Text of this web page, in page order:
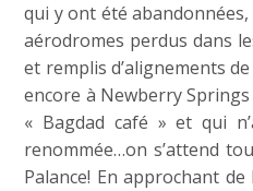
qui y ont été abandonnées,
aérodromes perdus dans
et remplis d’alignements
encore à Newberry
« Bagdad café » et qui
renommée…on s’attend
Palance! En approchant